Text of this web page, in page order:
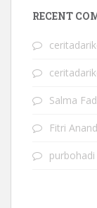
RECENT
Salma
Fitri
purbohadi